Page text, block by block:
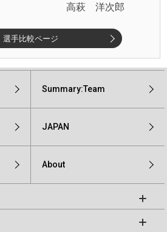
高萩 洋次郎
選手比較ページ
Summary:Team
JAPAN
About